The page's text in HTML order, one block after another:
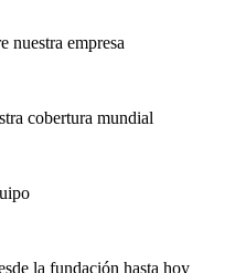
nuestra empresa
cobertura mundial
la fundación hasta hoy